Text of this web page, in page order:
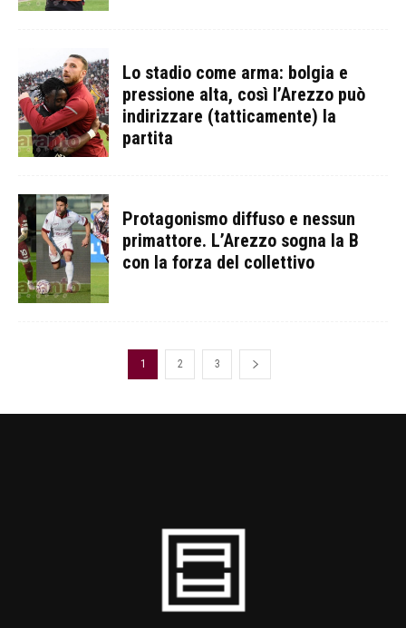
Lo stadio come arma: bolgia e
pressione alta, così l’Arezzo può
indirizzare (tatticamente) la
partita
Protagonismo diffuso e nessun
primattore. L’Arezzo sogna la B
con la forza del collettivo
1 2 3